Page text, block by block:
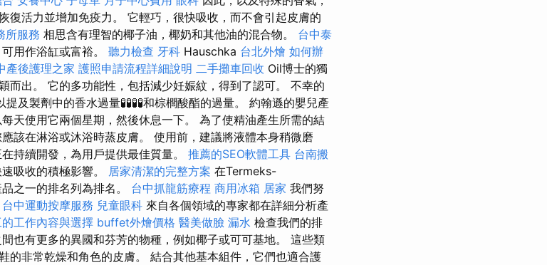
復活力並增加免疫力。 它輕巧，很快吸收，而不會引起皮膚的
所服務 相思含有理智的椰子油，椰奶和其他油的混合物。 台中泰
用作浴缸或富裕。 聽力檢查 牙科 Hauschka 台北外燴 如何辦
產後護理之家 護照申請流程詳細說明 二手攤車回收 Oil博士的獨
而出。 它的多功能性，包括減少妊娠紋，得到了認可。 不幸的
及製劑中的香水過量🧪🧪🧪🧪和棕櫚酸酯的過量。 約翰遜的嬰兒產
天使用它兩個星期，然後休息一下。 為了使精油產生所需的結
該在淋浴或沐浴時蒸皮膚。 使用前，建議將液體本身稍微磨
持續開發，為用戶提供最佳質量。 推薦的SEO軟體工具 台南搬
吸收的積極影響。 居家清潔的完整方案 在Termeks-
之一的排名列為排名。 台中抓龍筋療程 商用冰箱 居家 我們努
台中運動按摩服務 兒童眼科 來自各個領域的專家都在詳細分析產
工作內容與選擇 buffet外燴價格 醫美做臉 漏水 檢查我們的排
也有更多的異國和芬芳的物種，例如椰子或可可基地。 這些類
的非常乾燥和角色的皮膚。 結合其他基本組件，它們也適合護